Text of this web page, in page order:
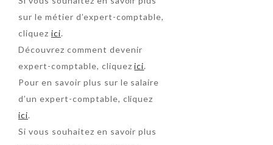
sur le métier d’expert-comptable,
cliquez ici.
Découvrez comment devenir
expert-comptable, cliquezici.
Pour en savoir plus sur le salaire
d’un expert-comptable, cliquez
ici.
Si vous souhaitez en savoir plus